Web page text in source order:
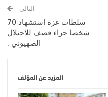
التالي
سلطات غزة استشهاد 70
شخصا جراء قصف للاحتلال
الصهيوني .
المزيد عن المؤلف